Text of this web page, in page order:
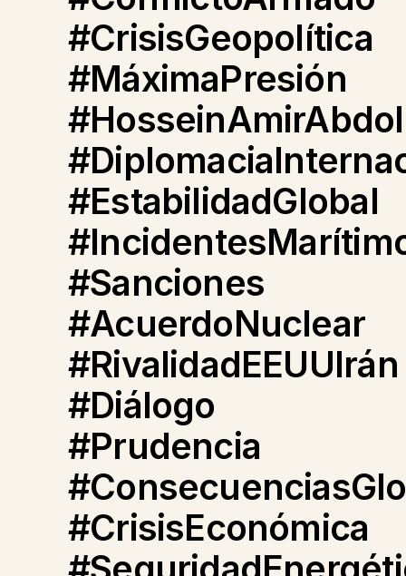
#CrisisGeopolítica
#MáximaPresión
#EstabilidadGlobal
#Sanciones
#AcuerdoNuclear
#RivalidadEEUUIrán
#Diálogo
#Prudencia
#CrisisEconómica